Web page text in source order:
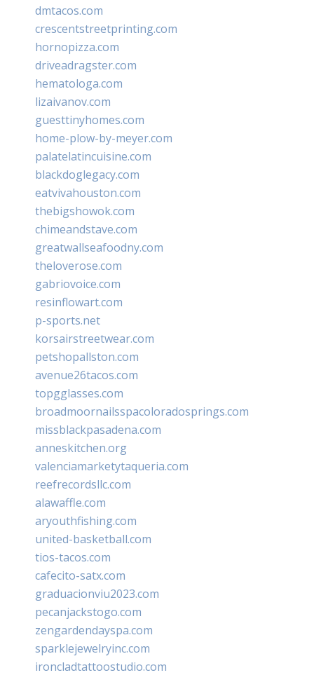
dmtacos.com
crescentstreetprinting.com
hornopizza.com
driveadragster.com
hematologa.com
lizaivanov.com
guesttinyhomes.com
home-plow-by-meyer.com
palatelatincuisine.com
blackdoglegacy.com
eatvivahouston.com
thebigshowok.com
chimeandstave.com
greatwallseafoodny.com
theloverose.com
gabriovoice.com
resinflowart.com
p-sports.net
korsairstreetwear.com
petshopallston.com
avenue26tacos.com
topgglasses.com
broadmoornailsspacoloradosprings.com
missblackpasadena.com
anneskitchen.org
valenciamarketytaqueria.com
reefrecordsllc.com
alawaffle.com
aryouthfishing.com
united-basketball.com
tios-tacos.com
cafecito-satx.com
graduacionviu2023.com
pecanjackstogo.com
zengardendayspa.com
sparklejewelryinc.com
ironcladtattoostudio.com